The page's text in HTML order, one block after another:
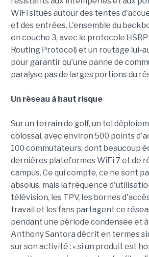
WiFi situés autour des tentes
et des entrées. L'ensemble du
en couche 3, avec le protocole
Routing Protocol) et un routage lui-
pour garantir qu'une panne de
paralyse pas de larges portions du
Un réseau à haut risque
Sur un terrain de golf, un tel
colossal, avec environ 500 points
100 commutateurs, dont beaucoup
dernières plateformes WiFi 7 et de
campus. Ce qui compte, ce ne sont
absolus, mais la fréquence
télévision, les TPV, les bornes
travail et les fans partagent ce
pendant une période condensée et
Anthony Santora décrit en termes
sur son activité : « si un produit est